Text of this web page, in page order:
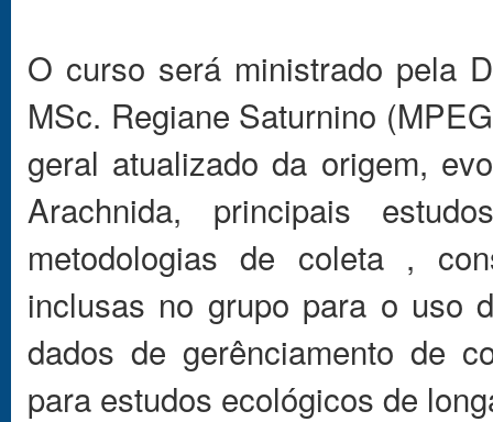
O curso será ministrado pela
MSc. Regiane Saturnino
geral atualizado da origem,
Arachnida, principais
metodologias de coleta ,
inclusas no grupo para o uso
dados de gerênciamento de
para estudos ecológicos de